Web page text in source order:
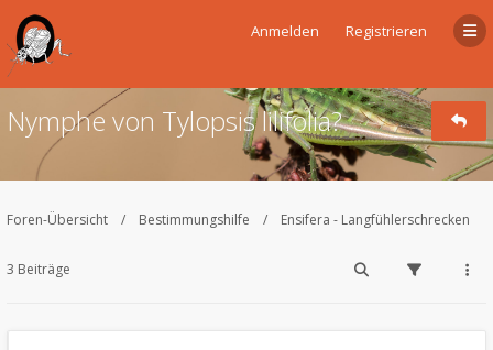
Anmelden Registrieren
Nymphe von Tylopsis lilifolia?
Foren-Übersicht Bestimmungshilfe Ensifera - Langfühlerschrecken
3 Beiträge